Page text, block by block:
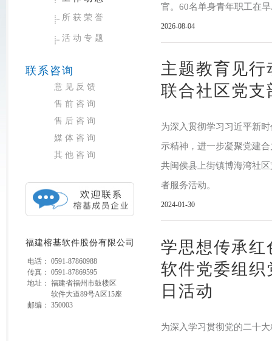
所获荣誉
活动专题
联系咨询
意见反馈
售前咨询
售后咨询
媒体咨询
其他咨询
福建榕基软件股份有限公司
电话： 0591-87860988
传真： 0591-87869595
地址： 福建省福州市鼓楼区
软件大道89号A区15座
邮编： 350003
官。60名单身青年职工在
2026-08-04
主题教育见
联合社区党
为深入贯彻学习习近平新
示精神，进一步凝聚党建
共闽侯县上街镇博海湾社
者服务活动。
2024-01-30
学思想传承
软件党委组
日活动
为深入学习贯彻党的二十